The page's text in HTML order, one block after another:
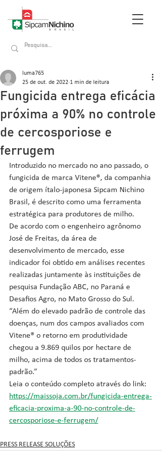
Fungicida entrega eficácia
próxima a 90% no controle
de cercosporiose e
ferrugem
luma765
25 de out. de 2022 1 min de leitura
Introduzido no mercado no ano passado, o
fungicida de marca Vitene®, da companhia
de origem ítalo-japonesa Sipcam Nichino
Brasil, é descrito como uma ferramenta
estratégica para produtores de milho.
De acordo com o engenheiro agrônomo
José de Freitas, da área de
desenvolvimento de mercado, esse
indicador foi obtido em análises recentes
realizadas juntamente às instituições de
pesquisa Fundação ABC, no Paraná e
Desafios Agro, no Mato Grosso do Sul.
“Além do elevado padrão de controle das
doenças, num dos campos avaliados com
Vitene® o retorno em produtividade
chegou a 9.869 quilos por hectare de
milho, acima de todos os tratamentos-
padrão.”
Leia o conteúdo completo através do link:
https://maissoja.com.br/fungicida-entrega-
eficacia-proxima-a-90-no-controle-de-
cercosporiose-e-ferrugem/
PRESS RELEASE SOLUÇÕES